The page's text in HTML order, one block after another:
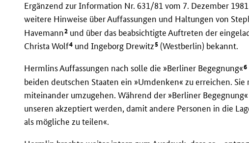
Ergänzend zur Information Nr. 631/81 vom 7. Dezember
weitere Hinweise über Auffassungen und Haltungen von
Havemann2 und über das beabsichtigte Auftreten der
Christa Wolf4 und Ingeborg Drewitz5 (Westberlin) bekannt.
Hermlins Auffassungen nach solle die »Berliner Begegnung«6
beiden deutschen Staaten ein »Umdenken« zu erreichen.
miteinander umzugehen. Während der »Berliner
unseren akzeptiert werden, damit andere Personen in die
als mögliche zu teilen«.